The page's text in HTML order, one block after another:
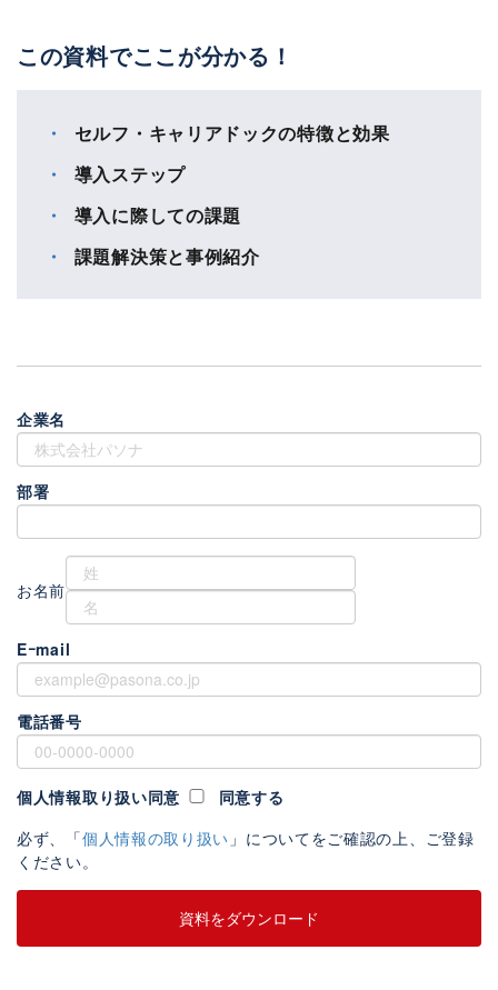
この資料でここが分かる！
セルフ・キャリアドックの特徴と効果
導入ステップ
導入に際しての課題
課題解決策と事例紹介
企業名
部署
お名前
Eｰmail
電話番号
個人情報取り扱い同意
同意する
必ず、「個人情報の取り扱い 」についてをご確認の上、ご登録
ください。